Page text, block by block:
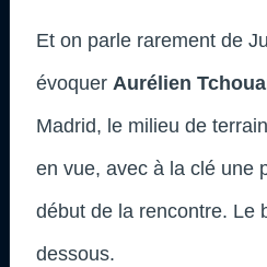
Et on parle rarement de
évoquer Aurélien
Madrid, le milieu de
en vue, avec à la clé une
début de la rencontre. Le
dessous.